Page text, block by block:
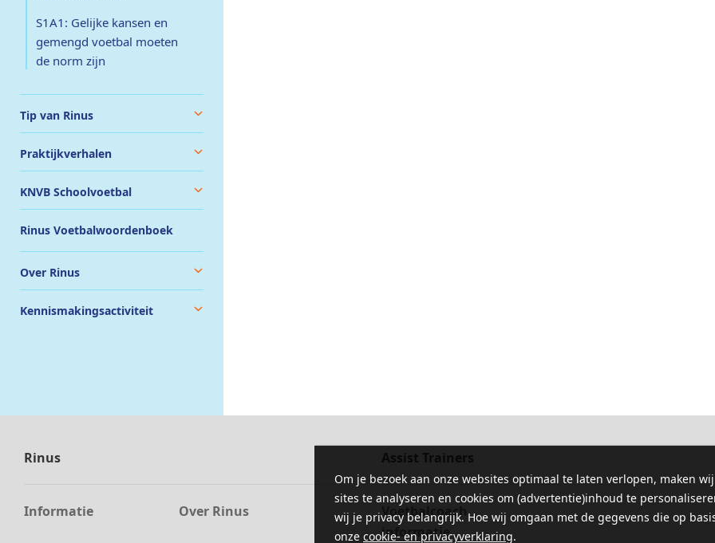
S1A1: Gelijke kansen en
gemengd voetbal moeten
de norm zijn
Tip van Rinus
Praktijkverhalen
KNVB Schoolvoetbal
Rinus Voetbalwoordenboek
Over Rinus
Kennismakingsactiviteit
Rinus
Informatie Over Rinus
Assist Trainers
Voetbalcoach
informatie
Om je bezoek aan onze websites optimaal te laten verlopen, maken
sites te analyseren en cookies om (advertentie)inhoud te
wij je privacy belangrijk. Hoe wij omgaan met de gegevens die op
onze cookie- en privacyverklaring.